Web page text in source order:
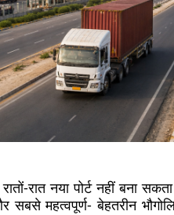
रातों-रात नया पोर्ट नहीं बना
सबसे महत्वपूर्ण- बेहतरीन